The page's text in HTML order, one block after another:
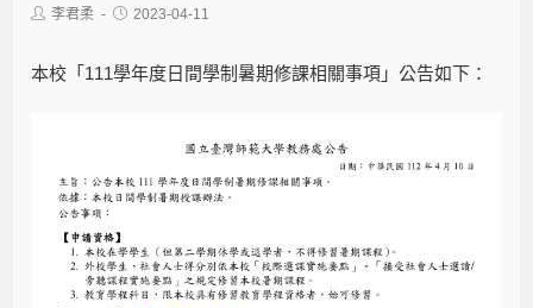
李君柔 2023-04-11
本校「111學年度日間學制暑期修課相關事項」公告如下：